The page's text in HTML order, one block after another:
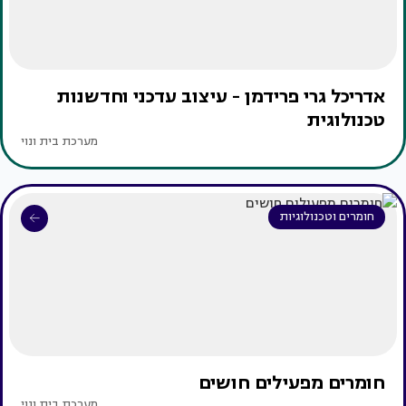
אדריכל גרי פרידמן - עיצוב עדכני וחדשנות
טכנולוגית
מערכת בית ונוי
חומרים וטכנולוגיות
חומרים מפעילים חושים